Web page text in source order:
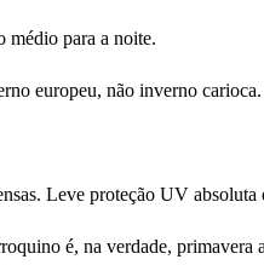
médio para a noite.
europeu, não inverno
Leve proteção UV absoluta
é, na verdade,